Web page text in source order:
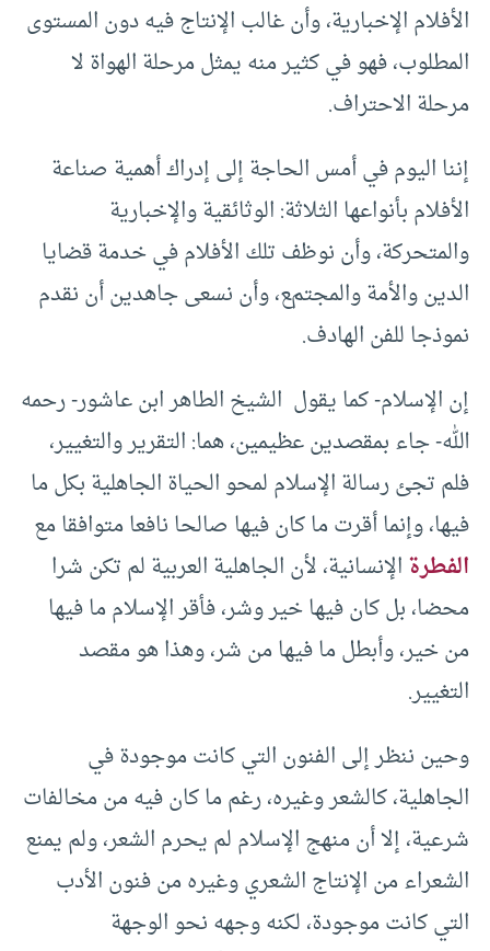
الأفلام الإخبارية، وأن غالب الإنتاج فيه دون المستوى
المطلوب، فهو في كثير منه يمثل مرحلة الهواة لا
مرحلة الاحتراف.
إننا اليوم في أمس الحاجة إلى إدراك أهمية صناعة
الأفلام بأنواعها الثلاثة: الوثائقية والإخبارية
والمتحركة، وأن نوظف تلك الأفلام في خدمة قضايا
الدين والأمة والمجتمع، وأن نسعى جاهدين أن نقدم
نموذجا للفن الهادف.
إن الإسلام- كما يقول الشيخ الطاهر ابن عاشور- رحمه
الله- جاء بمقصدين عظيمين، هما: التقرير والتغيير،
فلم تجئ رسالة الإسلام لمحو الحياة الجاهلية بكل ما
فيها، وإنما أقرت ما كان فيها صالحا نافعا متوافقا مع
الفطرةالإنسانية، لأن الجاهلية العربية لم تكن شرا
محضا، بل كان فيها خير وشر، فأقر الإسلام ما فيها
من خير، وأبطل ما فيها من شر، وهذا هو مقصد
التغيير.
وحين ننظر إلى الفنون التي كانت موجودة في
الجاهلية، كالشعر وغيره، رغم ما كان فيه من مخالفات
شرعية، إلا أن منهج الإسلام لم يحرم الشعر، ولم يمنع
الشعراء من الإنتاج الشعري وغيره من فنون الأدب
التي كانت موجودة، لكنه وجهه نحو الوجهة